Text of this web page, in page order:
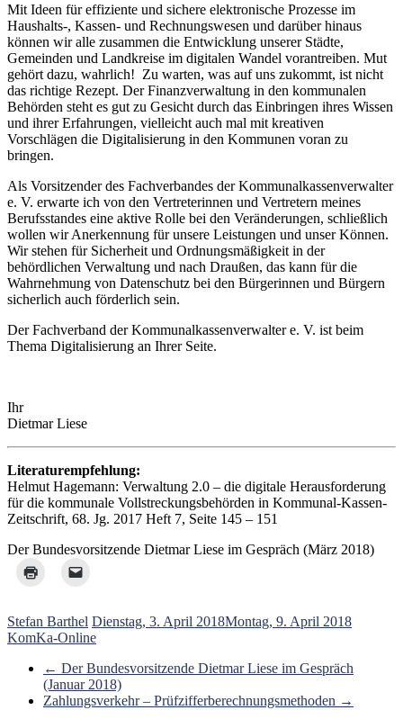
Mit Ideen für effiziente und sichere elektronische Prozesse im
Haushalts-, Kassen- und Rechnungswesen und darüber hinaus
können wir alle zusammen die Entwicklung unserer Städte,
Gemeinden und Landkreise im digitalen Wandel vorantreiben. Mut
gehört dazu, wahrlich! Zu warten, was auf uns zukommt, ist nicht
das richtige Rezept. Der Finanzverwaltung in den kommunalen
Behörden steht es gut zu Gesicht durch das Einbringen ihres Wissen
und ihrer Erfahrungen, vielleicht auch mal mit kreativen
Vorschlägen die Digitalisierung in den Kommunen voran zu
bringen.
Als Vorsitzender des Fachverbandes der Kommunalkassenverwalter
e. V. erwarte ich von den Vertreterinnen und Vertretern meines
Berufsstandes eine aktive Rolle bei den Veränderungen, schließlich
wollen wir Anerkennung für unsere Leistungen und unser Können.
Wir stehen für Sicherheit und Ordnungsmäßigkeit in der
behördlichen Verwaltung und nach Draußen, das kann für die
Wahrnehmung von Datenschutz bei den Bürgerinnen und Bürgern
sicherlich auch förderlich sein.
Der Fachverband der Kommunalkassenverwalter e. V. ist beim
Thema Digitalisierung an Ihrer Seite.
Ihr
Dietmar Liese
Literaturempfehlung:
Helmut Hagemann: Verwaltung 2.0 – die digitale Herausforderung
für die kommunale Vollstreckungsbehörden in Kommunal-Kassen-
Zeitschrift, 68. Jg. 2017 Heft 7, Seite 145 – 151
Der Bundesvorsitzende Dietmar Liese im Gespräch (März 2018)
Stefan Barthel Dienstag, 3. April 2018Montag, 9. April 2018
KomKa-Online
← Der Bundesvorsitzende Dietmar Liese im Gespräch
(Januar 2018)
Zahlungsverkehr – Prüfzifferberechnungsmethoden →